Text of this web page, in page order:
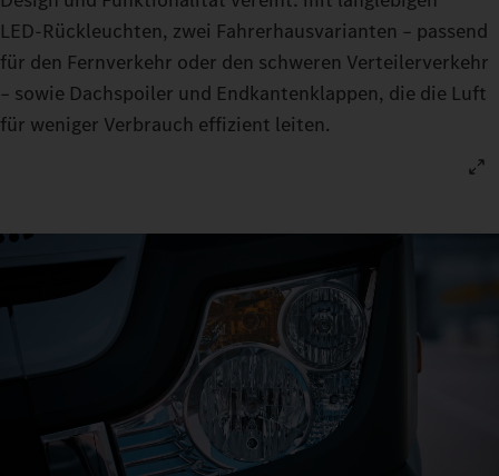
LED‑Rückleuchten, zwei Fahrerhausvarianten – passend
für den Fernverkehr oder den schweren Verteilerverkehr
– sowie Dachspoiler und Endkantenklappen, die die Luft
für weniger Verbrauch effizient leiten.